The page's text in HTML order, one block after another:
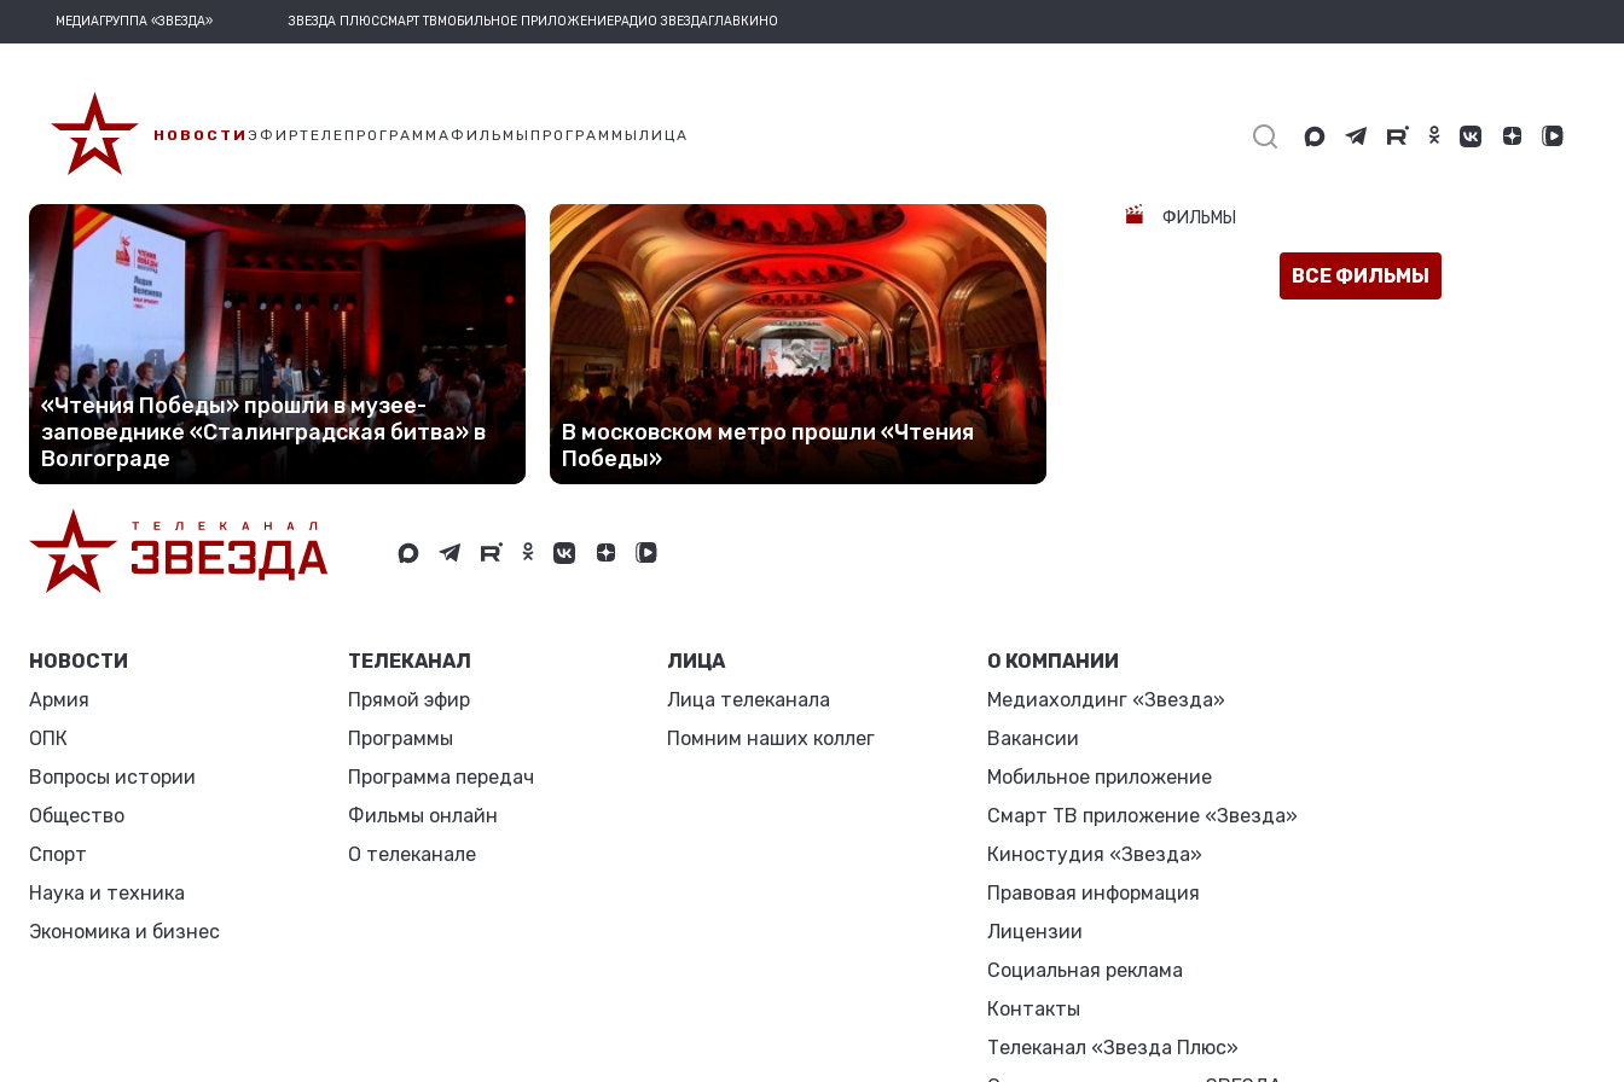
МЕДИАГРУППА «ЗВЕЗДА» ЗВЕЗДА ПЛЮССМАРТ ТВМОБИЛЬНОЕ ПРИЛОЖЕНИЕРАДИО ЗВЕЗДАГЛАВКИНО
НОВОСТИ ЭФИРТЕЛЕПРОГРАММАФИЛЬМЫ ПРОГРАММЫ ЛИЦА
«Чтения Победы» прошли в музее-
заповеднике «Сталинградская битва» в
Волгограде
В московском метро прошли «Чтения
Победы»
ФИЛЬМЫ
ВСЕ ФИЛЬМЫ
НОВОСТИ
Армия
ОПК
Вопросы истории
Общество
Спорт
Наука и техника
Экономика и бизнес
ТЕЛЕКАНАЛ
Прямой эфир
Программы
Программа передач
Фильмы онлайн
О телеканале
ЛИЦА
Лица телеканала
Помним наших коллег
О КОМПАНИИ
Медиахолдинг «Звезда»
Вакансии
Мобильное приложение
Смарт ТВ приложение «Звезда»
Киностудия «Звезда»
Правовая информация
Лицензии
Социальная реклама
Контакты
Телеканал «Звезда Плюс»